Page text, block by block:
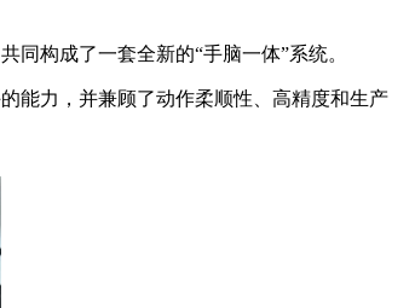
构成了一套全新的“手脑一体”系统。
能力，并兼顾了动作柔顺性、高精度和生产